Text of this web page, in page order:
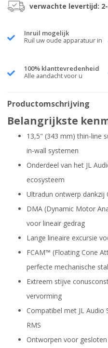
verwachte levertijd:
Inruil mogelijk
Ruil uw oude apparatuur in
100% klanttevredenheid
Alle aandacht voor u
Productomschrijving
Belangrijkste
13,5" (343 mm) thin-line
in-wall systemen
Onderdeel van het JL
ecosysteem
Ultradun ontwerp dankzij
DMA (Dynamic Motor
voor lineair gedrag
Lange lineaire excursie
FCAM™ (Floating Cone
perfecte mechanische
Extreem stijve
vervorming
Compatibel met JL Audio
RMS
Ontworpen voor gesloten